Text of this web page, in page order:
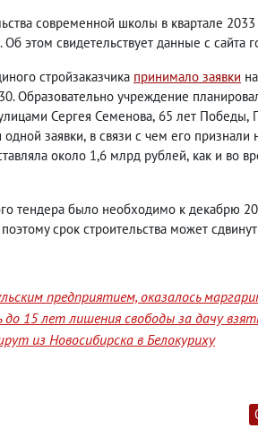
современной школы в квартале
этом свидетельствует данные с сайта
стройзаказчика принимало заявки
Образовательно учреждение
Сергея Семенова, 65 лет Победы,
заявки, в связи с чем его признали
около 1,6 млрд рублей, как и во
тендера было необходимо к декабрю
поэтому срок строительства может
предприятием, оказалось
15 лет лишения свободы за дачу
из Новосибирска в Белокуриху